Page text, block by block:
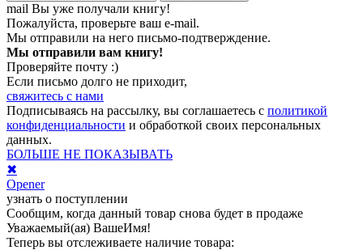
mail Вы уже получали книгу!
Пожалуйста, проверьте ваш e-mail.
Мы отправили на него письмо-подтверждение.
Мы отправили вам книгу!
Проверяйте почту :)
Если письмо долго не приходит,
свяжитесь с нами
Подписываясь на рассылку, вы соглашаетесь с политикой
конфиденциальности и обработкой своих персональных
данных.
БОЛЬШЕ НЕ ПОКАЗЫВАТЬ
✖
Opener
узнать о поступлении
Сообщим, когда данный товар снова будет в продаже
Уважаемый(ая) ВашеИмя!
Теперь вы отслеживаете наличие товара: